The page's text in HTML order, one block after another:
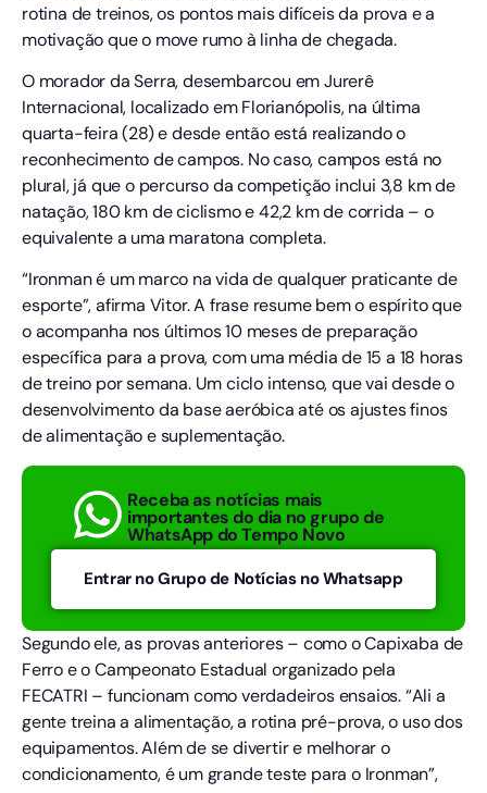
rotina de treinos, os pontos mais difíceis da prova e a
motivação que o move rumo à linha de chegada.
O morador da Serra, desembarcou em Jurerê
Internacional, localizado em Florianópolis, na última
quarta-feira (28) e desde então está realizando o
reconhecimento de campos. No caso, campos está no
plural, já que o percurso da competição inclui 3,8 km de
natação, 180 km de ciclismo e 42,2 km de corrida – o
equivalente a uma maratona completa.
“Ironman é um marco na vida de qualquer praticante de
esporte”, afirma Vitor. A frase resume bem o espírito que
o acompanha nos últimos 10 meses de preparação
específica para a prova, com uma média de 15 a 18 horas
de treino por semana. Um ciclo intenso, que vai desde o
desenvolvimento da base aeróbica até os ajustes finos
de alimentação e suplementação.
Receba as notícias mais
importantes do dia no grupo de
WhatsApp do Tempo Novo
Entrar no Grupo de Notícias no Whatsapp
Segundo ele, as provas anteriores – como o Capixaba de
Ferro e o Campeonato Estadual organizado pela
FECATRI – funcionam como verdadeiros ensaios. “Ali a
gente treina a alimentação, a rotina pré-prova, o uso dos
equipamentos. Além de se divertir e melhorar o
condicionamento, é um grande teste para o Ironman”,